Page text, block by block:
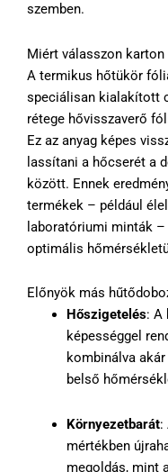
szemben.
Miért válasszon
A termikus hőtükör
speciálisan kialakított
rétege hővisszaverő
Ez az anyag képes
lassítani a hőcserét a
között. Ennek
termékek – például
laboratóriumi minták
optimális
Előnyök más
Hőszigetelés: A
képességgel
kombinálva
belső
Környezetbarát:
mértékben
megoldás, mint